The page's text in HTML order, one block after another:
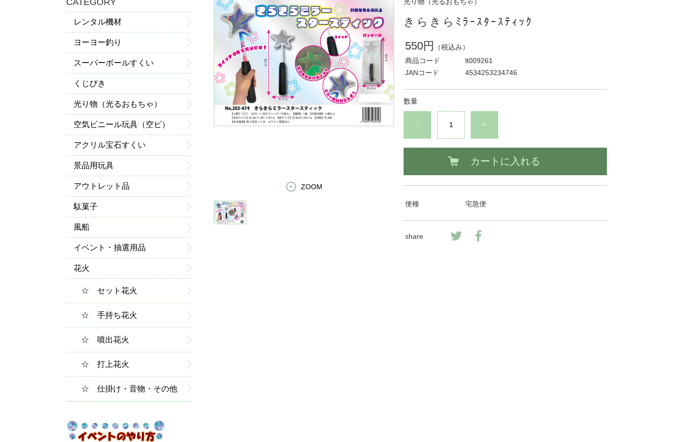
ZOOM
きらきらﾐﾗｰｽﾀｰｽﾃｨｯｸ
550円
（税込み）
商品コード
lt009261
JANコード
4534253234746
数量
- +
カートに入れる
便種 宅急便
share
CATEGORY
レンタル機材
ヨーヨー釣り
スーパーボールすくい
くじびき
光り物（光るおもちゃ）
空気ビニール玩具（空ビ）
アクリル宝石すくい
景品用玩具
アウトレット品
駄菓子
風船
イベント・抽選用品
花火
☆ セット花火
☆ 手持ち花火
☆ 噴出花火
☆ 打上花火
☆ 仕掛け・音物・その他